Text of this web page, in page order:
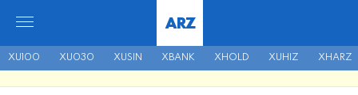
XU100 XU030 XUSIN XBANK XHOLD XUHIZ XHARZ
ARZ